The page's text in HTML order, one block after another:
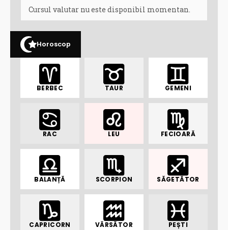
Cursul valutar nu este disponibil momentan.
Horoscop
BERBEC TAUR GEMENI
RAC LEU FECIOARĂ
BALANȚĂ SCORPION SĂGETĂTOR
CAPRICORN VĂRSĂTOR PEȘTI